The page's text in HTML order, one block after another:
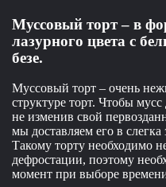
Муссовый торт – в
лазурного цвета с
безе.
Муссовый торт – очень
структуре торт. Чтобы
не изменив свой
мы доставляем его в
Такому торту необходимо
дефростации, поэтому
момент при выборе